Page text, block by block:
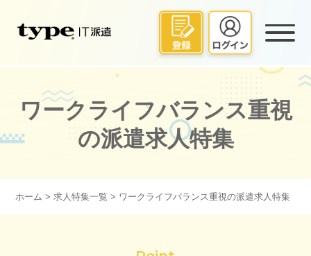
ワークライフバランス重視
の派遣求人特集
ホーム >求人特集一覧 > ワークライフバランス重視の派遣求人特集